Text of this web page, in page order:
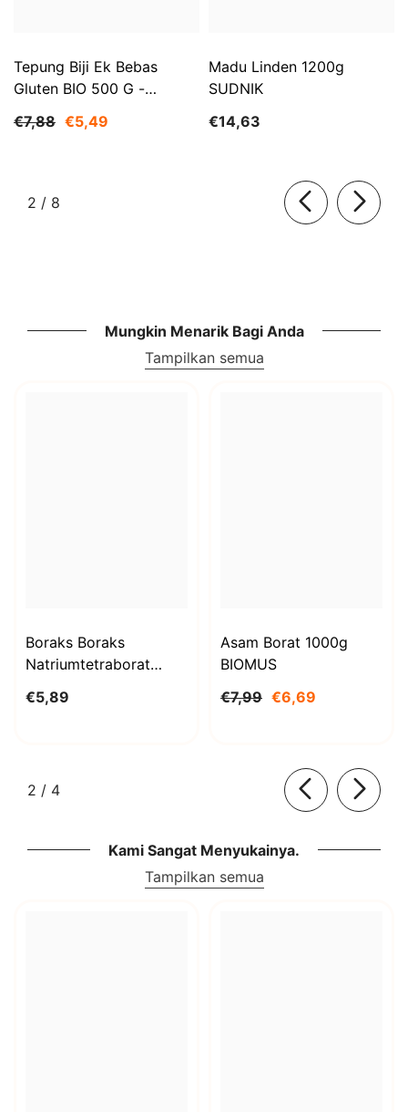
Tepung Biji Ek Bebas
Gluten BIO 500 G -
€7,88 €5,49
Madu Linden 1200g
SUDNIK
€14,63
2 / dari
8
Mungkin Menarik Bagi Anda
Tampilkan semua
Boraks Boraks
Natriumtetraborat
STANLAB
€5,89
Asam Borat 1000g
BIOMUS
€7,99 €6,69
2 / dari
4
Kami Sangat Menyukainya.
Tampilkan semua